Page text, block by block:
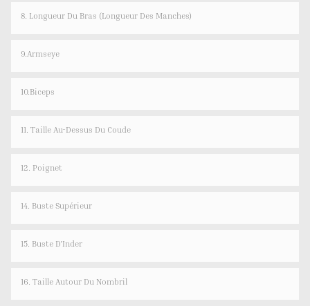
8. Longueur Du Bras (longueur Des Manches)
9.Armseye
10.Biceps
11. Taille Au-Dessus Du Coude
12. Poignet
14. Buste Supérieur
15. Buste D'Inder
16. Taille Autour Du Nombril